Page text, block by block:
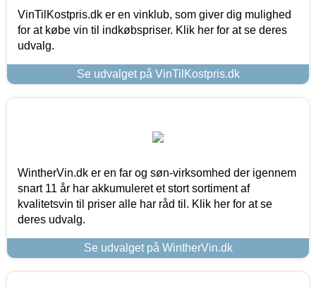
VinTilKostpris.dk er en vinklub, som giver dig mulighed
for at købe vin til indkøbspriser. Klik her for at se deres
udvalg.
Se udvalget på VinTilKostpris.dk
WintherVin.dk er en far og søn-virksomhed der igennem
snart 11 år har akkumuleret et stort sortiment af
kvalitetsvin til priser alle har råd til. Klik her for at se
deres udvalg.
Se udvalget på WintherVin.dk